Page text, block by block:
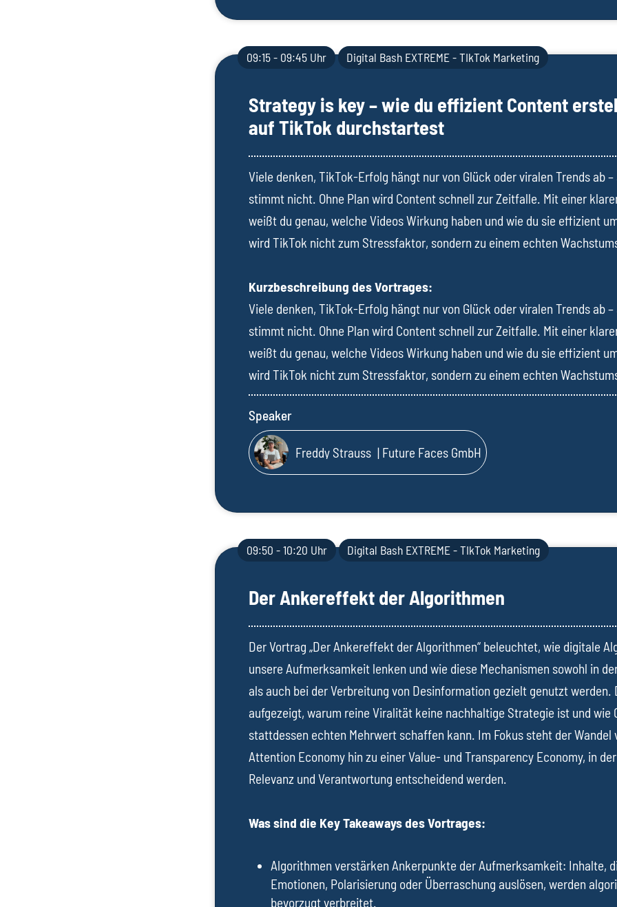
09:15 - 09:45 Uhr Digital Bash EXTREME - TIkTok Marketing
Strategy is key – wie du effizient Content
auf TikTok durchstartest
Viele denken, TikTok-Erfolg hängt nur von Glück oder viralen Trends ab –
stimmt nicht. Ohne Plan wird Content schnell zur Zeitfalle. Mit einer
weißt du genau, welche Videos Wirkung haben und wie du sie effizient
wird TikTok nicht zum Stressfaktor, sondern zu einem echten
Kurzbeschreibung des Vortrages:
Viele denken, TikTok-Erfolg hängt nur von Glück oder viralen Trends ab –
stimmt nicht. Ohne Plan wird Content schnell zur Zeitfalle. Mit einer
weißt du genau, welche Videos Wirkung haben und wie du sie effizient
wird TikTok nicht zum Stressfaktor, sondern zu einem echten
Speaker
Freddy Strauss | Future Faces GmbH
09:50 - 10:20 Uhr Digital Bash EXTREME - TIkTok Marketing
Der Ankereffekt der Algorithmen
Der Vortrag „Der Ankereffekt der Algorithmen“ beleuchtet, wie digitale
unsere Aufmerksamkeit lenken und wie diese Mechanismen sowohl in
als auch bei der Verbreitung von Desinformation gezielt genutzt werden.
aufgezeigt, warum reine Viralität keine nachhaltige Strategie ist und wie
stattdessen echten Mehrwert schaffen kann. Im Fokus steht der Wandel
Attention Economy hin zu einer Value- und Transparency Economy, in
Relevanz und Verantwortung entscheidend werden.
Was sind die Key Takeaways des Vortrages:
Algorithmen verstärken Ankerpunkte der Aufmerksamkeit: Inhalte,
Emotionen, Polarisierung oder Überraschung auslösen, werden
bevorzugt verbreitet.